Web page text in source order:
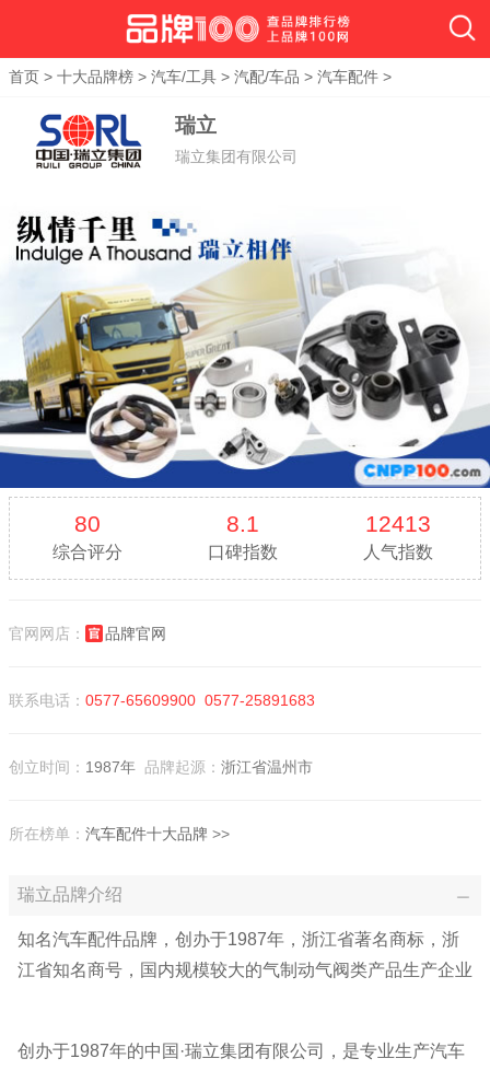
首页 > 十大品牌榜 > 汽车/工具 > 汽配/车品 > 汽车配件 >
瑞立
瑞立集团有限公司
80
综合评分
8.1
口碑指数
12413
人气指数
官网网店： 品牌官网
联系电话： 0577-65609900 0577-25891683
创立时间： 1987年 品牌起源： 浙江省温州市
所在榜单： 汽车配件十大品牌 >>
瑞立品牌介绍
知名汽车配件品牌，创办于1987年，浙江省著名商标，浙
江省知名商号，国内规模较大的气制动气阀类产品生产企业
创办于1987年的中国·瑞立集团有限公司，是专业生产汽车